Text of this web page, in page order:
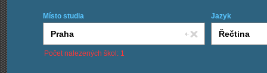
Místo studia Jazyk
Počet nalezených škol: 1